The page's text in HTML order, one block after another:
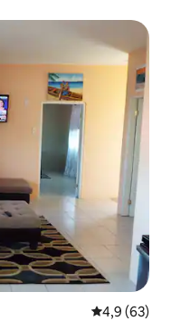
Gemiddelde
4,9 (63)